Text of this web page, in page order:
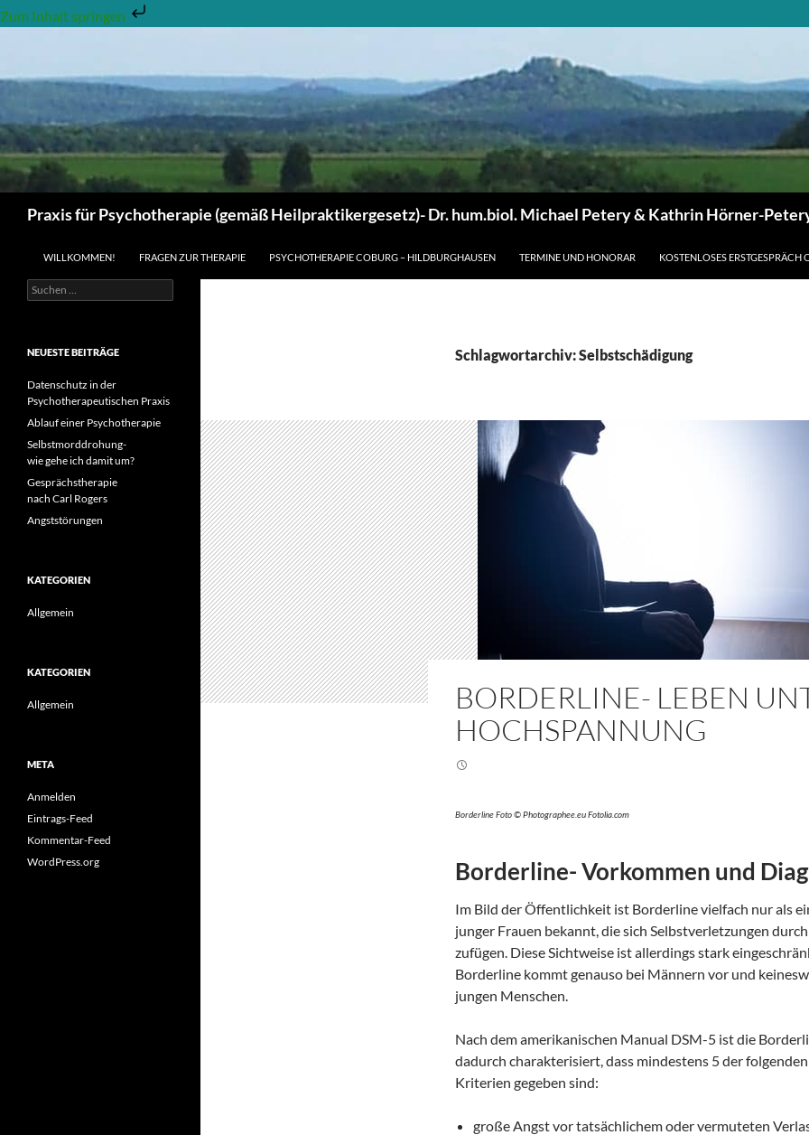
Zum Inhalt springen
springen
Praxis für Psychotherapie (gemäß Heilpraktikergesetz)- Dr. hum.biol. Michael Petery & Kathrin Hörner-
WILLKOMMEN! FRAGEN ZUR THERAPIE PSYCHOTHERAPIE COBURG – HILDBURGHAUSEN TERMINE UND HONORAR KOSTENLOSES ERSTGESPRÄCH
Schlagwortarchiv: Selbstschädigung
BORDERLINE- LEBEN
HOCHSPANNUNG
Borderline Foto © Photographee.eu Fotolia.com
Borderline- Vorkommen und
Im Bild der Öffentlichkeit ist Borderline vielfach nur als
junger Frauen bekannt, die sich Selbstverletzungen
zufügen. Diese Sichtweise ist allerdings stark
Borderline kommt genauso bei Männern vor und
jungen Menschen.
Nach dem amerikanischen Manual DSM-5 ist die
dadurch charakterisiert, dass mindestens 5 der
Kriterien gegeben sind:
große Angst vor tatsächlichem oder vermuteten
Suchen
nach:
NEUESTE BEITRÄGE
Datenschutz in der
Psychotherapeutischen Praxis
Ablauf einer Psychotherapie
Selbstmorddrohung-
wie gehe ich damit um?
Gesprächstherapie
nach Carl Rogers
Angststörungen
KATEGORIEN
Allgemein
KATEGORIEN
Allgemein
META
Anmelden
Eintrags-Feed
Kommentar-Feed
WordPress.org